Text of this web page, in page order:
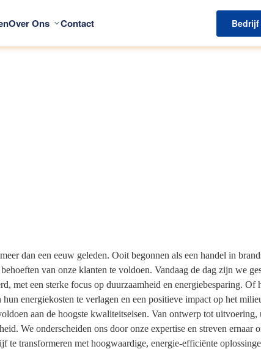
Over Ons Contact
dan een eeuw geleden. Ooit begonnen als een handel in
van onze klanten te voldoen. Vandaag de dag zijn we
een sterke focus op duurzaamheid en energiebesparing. Of
energiekosten te verlagen en een positieve impact op het
aan de hoogste kwaliteitseisen. Van ontwerp tot
We onderscheiden ons door onze expertise en streven ernaar
transformeren met hoogwaardige, energie-efficiënte